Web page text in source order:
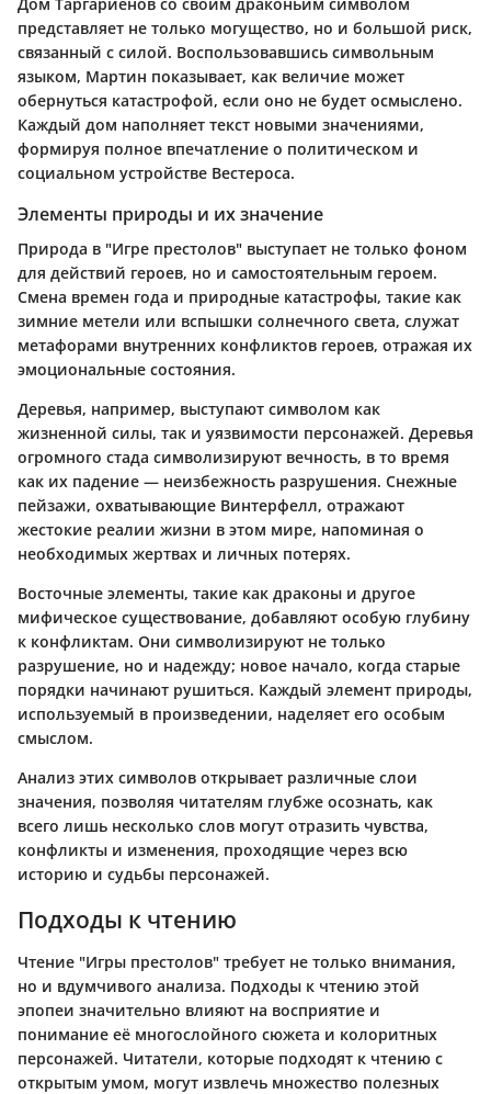
представляет не только могущество, но и большой риск,
связанный с силой. Воспользовавшись символьным
языком, Мартин показывает, как величие может
обернуться катастрофой, если оно не будет осмыслено.
Каждый дом наполняет текст новыми значениями,
формируя полное впечатление о политическом и
социальном устройстве Вестероса.
Элементы природы и их значение
Природа в "Игре престолов" выступает не только фоном
для действий героев, но и самостоятельным героем.
Смена времен года и природные катастрофы, такие как
зимние метели или вспышки солнечного света, служат
метафорами внутренних конфликтов героев, отражая их
эмоциональные состояния.
Деревья, например, выступают символом как
жизненной силы, так и уязвимости персонажей. Деревья
огромного стада символизируют вечность, в то время
как их падение — неизбежность разрушения. Снежные
пейзажи, охватывающие Винтерфелл, отражают
жестокие реалии жизни в этом мире, напоминая о
необходимых жертвах и личных потерях.
Восточные элементы, такие как драконы и другое
мифическое существование, добавляют особую глубину
к конфликтам. Они символизируют не только
разрушение, но и надежду; новое начало, когда старые
порядки начинают рушиться. Каждый элемент природы,
используемый в произведении, наделяет его особым
смыслом.
Анализ этих символов открывает различные слои
значения, позволяя читателям глубже осознать, как
всего лишь несколько слов могут отразить чувства,
конфликты и изменения, проходящие через всю
историю и судьбы персонажей.
Подходы к чтению
Чтение "Игры престолов" требует не только внимания,
но и вдумчивого анализа. Подходы к чтению этой
эпопеи значительно влияют на восприятие и
понимание её многослойного сюжета и колоритных
персонажей. Читатели, которые подходят к чтению с
открытым умом, могут извлечь множество полезных